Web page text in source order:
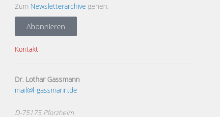
Zum Newsletterarchive gehen.
Abonnieren
Kontakt
Dr. Lothar Gassmann
mail@l-gassmann.de
D-75175 Pforzheim